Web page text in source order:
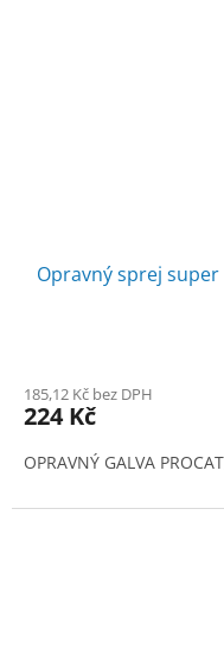
Opravný sprej super
185,12 Kč bez DPH
224 Kč
OPRAVNÝ GALVA